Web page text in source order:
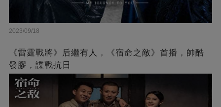
2023/09/18
《雷霆戰將》后繼有人，《宿命之敵》首播，帥酷
發膠，諜戰抗日